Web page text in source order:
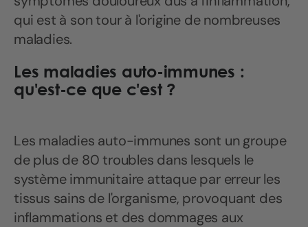
qui est à son tour à l'origine de nombreuses
maladies.
Les maladies auto-immunes :
qu'est-ce que c'est ?
Les maladies auto-immunes sont un groupe
de plus de 80 troubles dans lesquels le
système immunitaire attaque par erreur les
tissus sains de l'organisme, provoquant des
inflammations et des dommages aux